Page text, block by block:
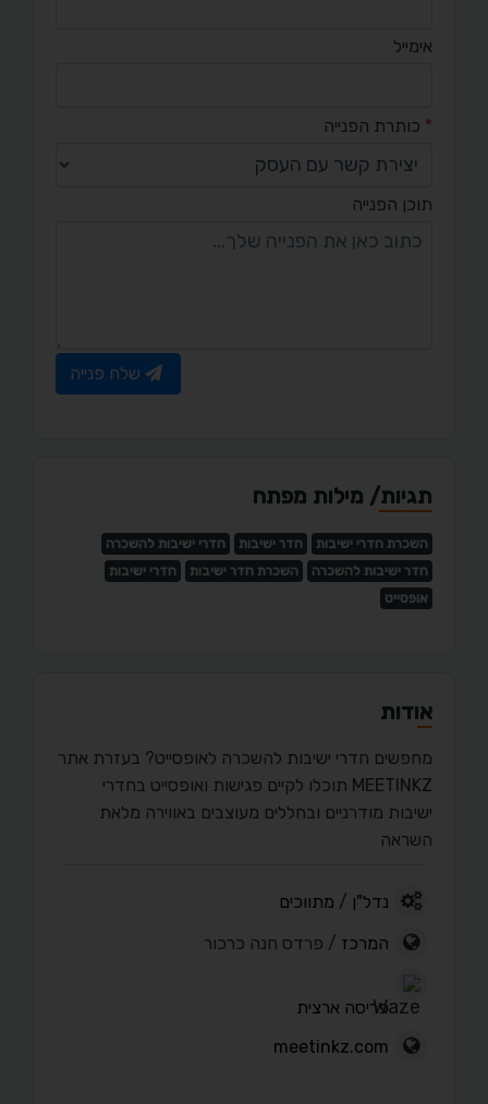
אימייל
* כותרת הפנייה
תוכן הפנייה
שלח פנייה
תגיות/ מילות מפתח
השכרת חדרי ישיבות חדר ישיבות
חדרי ישיבות להשכרה
חדר ישיבות להשכרה
השכרת חדר ישיבות
חדרי ישיבות
אופסייט
אודות
מחפשים חדרי ישיבות להשכרה לאופסייט? בעזרת אתר
MEETINKZ תוכלו לקיים פגישות ואופסייט בחדרי
ישיבות מודרניים ובחללים מעוצבים באווירה מלאת
השראה
נדל"ן / מתווכים
המרכז / פרדס חנה כרכור
פריסה ארצית
meetinkz.com